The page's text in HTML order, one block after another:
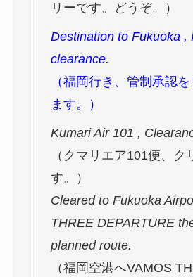
リーです。どうぞ。）
Destination to Fukuoka ,
clearance.
（福岡行き、管制承認
ます。）
Kumari Air 101 ,
（クマリエア101便、ク
す。）
Cleared to Fukuoka
THREE DEPARTURE
planned route.
（福岡空港へVAMOS